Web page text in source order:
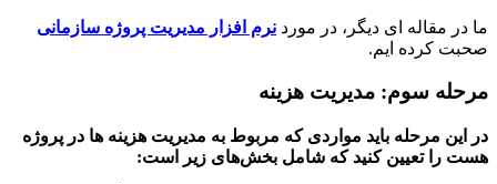
مقاله ای دیگر، در موردنرم افزار مدیریت پروژه سازمانی
کرده ایم.
سوم: مدیریت هزینه
مرحله باید مواردی که مربوط به مدیریت هزینه ها در پروژه
را تعیین کنید که شامل بخش‌های زیر است
: